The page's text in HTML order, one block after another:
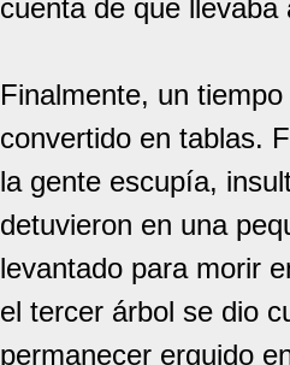
cuenta de que
Finalmente, un
convertido en tablas.
la gente escupía,
detuvieron en una
levantado para morir
el tercer árbol se dio
permanecer erguido